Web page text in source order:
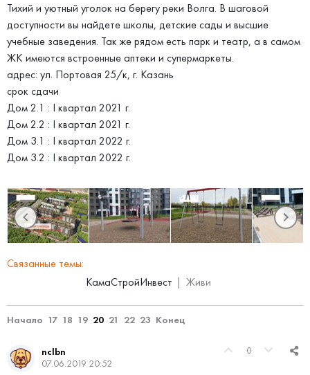
Тихий и уютный уголок на берегу реки Волга. В шаговой
доступности вы найдете школы, детские сады и высшие
учебные заведения. Так же рядом есть парк и театр, а в самом
ЖК имеются встроенные аптеки и супермаркеты.
адрес: ул. Портовая 25/к, г. Казань
срок сдачи
Дом 2.1 : I квартал 2021 г.
Дом 2.2 : I квартал 2021 г.
Дом 3.1 : I квартал 2022 г.
Дом 3.2 : I квартал 2022 г.
Связанные темы:
КамаСтройИнвест
Живи
Начало 17 18 19 20 21 22 23 Конец
0
nclbn
07.06.2019 20:52